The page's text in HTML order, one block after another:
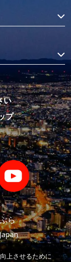
い
プ
ら
上させるために